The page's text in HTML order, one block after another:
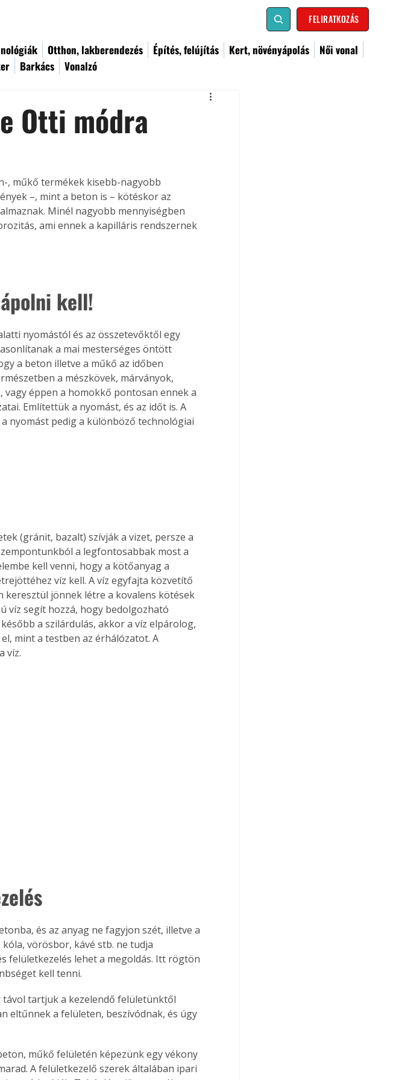
FELIRATKOZÁS
Otthon, lakberendezés Építés, felújítás Kert, növényápolás
Női vonal
Barkács Vonalzó
Otti módra
, műkő termékek kisebb-nagyobb
–, mint a beton is – kötéskor az
Minél nagyobb mennyiségben
ami ennek a kapilláris rendszernek
kell!
nyomástól és az összetevőktől egy
a mai mesterséges öntött
a beton illetve a műkő az időben
a mészkövek, márványok,
éppen a homokkő pontosan ennek a
Említettük a nyomást, és az időt is. A
nyomást pedig a különböző technológiai
(gránit, bazalt) szívják a vizet, persze a
a legfontosabbak most a
kell venni, hogy a kötőanyag a
víz kell. A víz egyfajta közvetítő
jönnek létre a kovalens kötések
víz segít hozzá, hogy bedolgozható
a szilárdulás, akkor a víz elpárolog,
mint a testben az érhálózatot. A
víz.
és az anyag ne fagyjon szét, illetve a
vörösbor, kávé stb. ne tudja
felületkezelés lehet a megoldás. Itt rögtön
kell tenni.
tartjuk a kezelendő felületünktől
eltűnnek a felületen, beszívódnak, és úgy
műkő felületén képezünk egy vékony
A felületkezelő szerek általában ipari